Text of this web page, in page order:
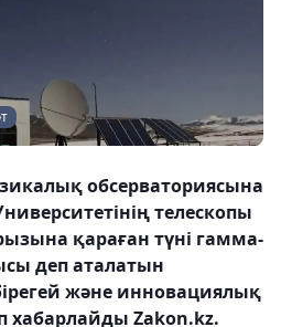
обсерваториясына
телескопы
қараған түні гамма-
деп аталатын
және инновациялық
хабарлайды Zakon.kz.